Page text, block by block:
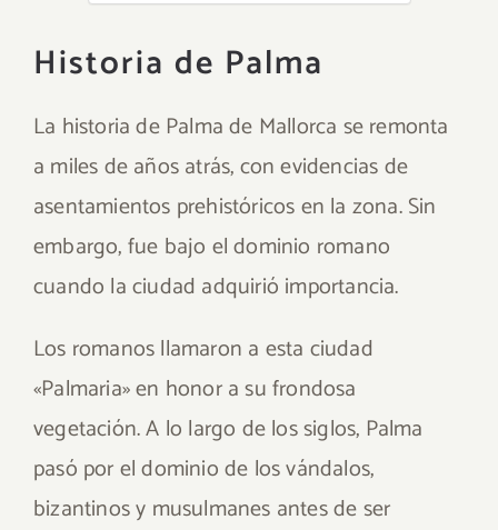
Historia de Palma
La historia de Palma de Mallorca se remonta
a miles de años atrás, con evidencias de
asentamientos prehistóricos en la zona. Sin
embargo, fue bajo el dominio romano
cuando la ciudad adquirió importancia.
Los romanos llamaron a esta ciudad
«Palmaria» en honor a su frondosa
vegetación. A lo largo de los siglos, Palma
pasó por el dominio de los vándalos,
bizantinos y musulmanes antes de ser